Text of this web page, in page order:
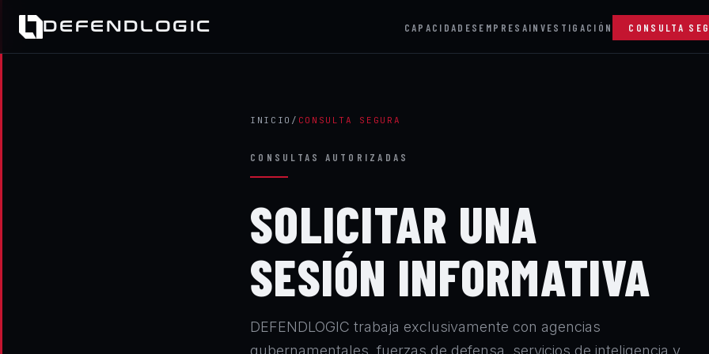
DEFENDLOGIC CAPACIDADES EMPRESAINVESTIGACIÓN CONSULTA
INICIO / CONSULTA SEGURA
CONSULTAS AUTORIZADAS
SOLICITAR UNA
SESIÓN INFORMATIVA
DEFENDLOGIC trabaja exclusivamente con agencias
gubernamentales, fuerzas de defensa, servicios de inteligencia y